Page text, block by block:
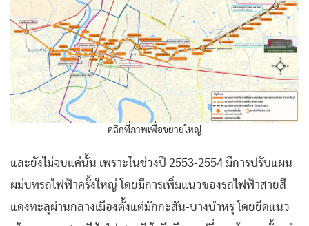
คลิกที่ภาพเพื่อขยายใหญ่
และยังไม่จบแค่นั้น เพราะในช่วงปี 2553-2554 มีการปรับแผน
ผม่บทรถไฟฟ้าครั้งใหญ่ โดยมีการเพิ่มแนวของรถไฟฟ้าสายสี
แดงทะลุผ่านกลางเมืองตั้งแต่มักกะสัน-บางบำหรุ โดยยึดแนว